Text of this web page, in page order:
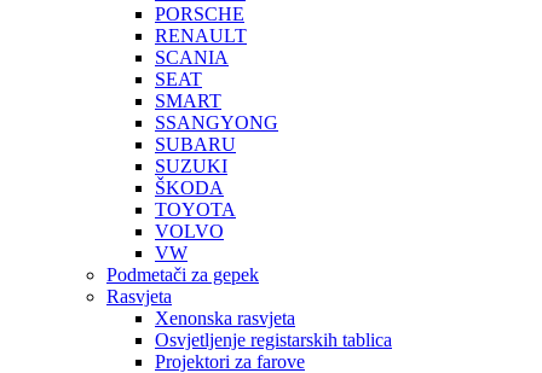
PORSCHE
RENAULT
SCANIA
SEAT
SMART
SSANGYONG
SUBARU
SUZUKI
ŠKODA
TOYOTA
VOLVO
VW
Podmetači za gepek
Rasvjeta
Xenonska rasvjeta
Osvjetljenje registarskih tablica
Projektori za farove